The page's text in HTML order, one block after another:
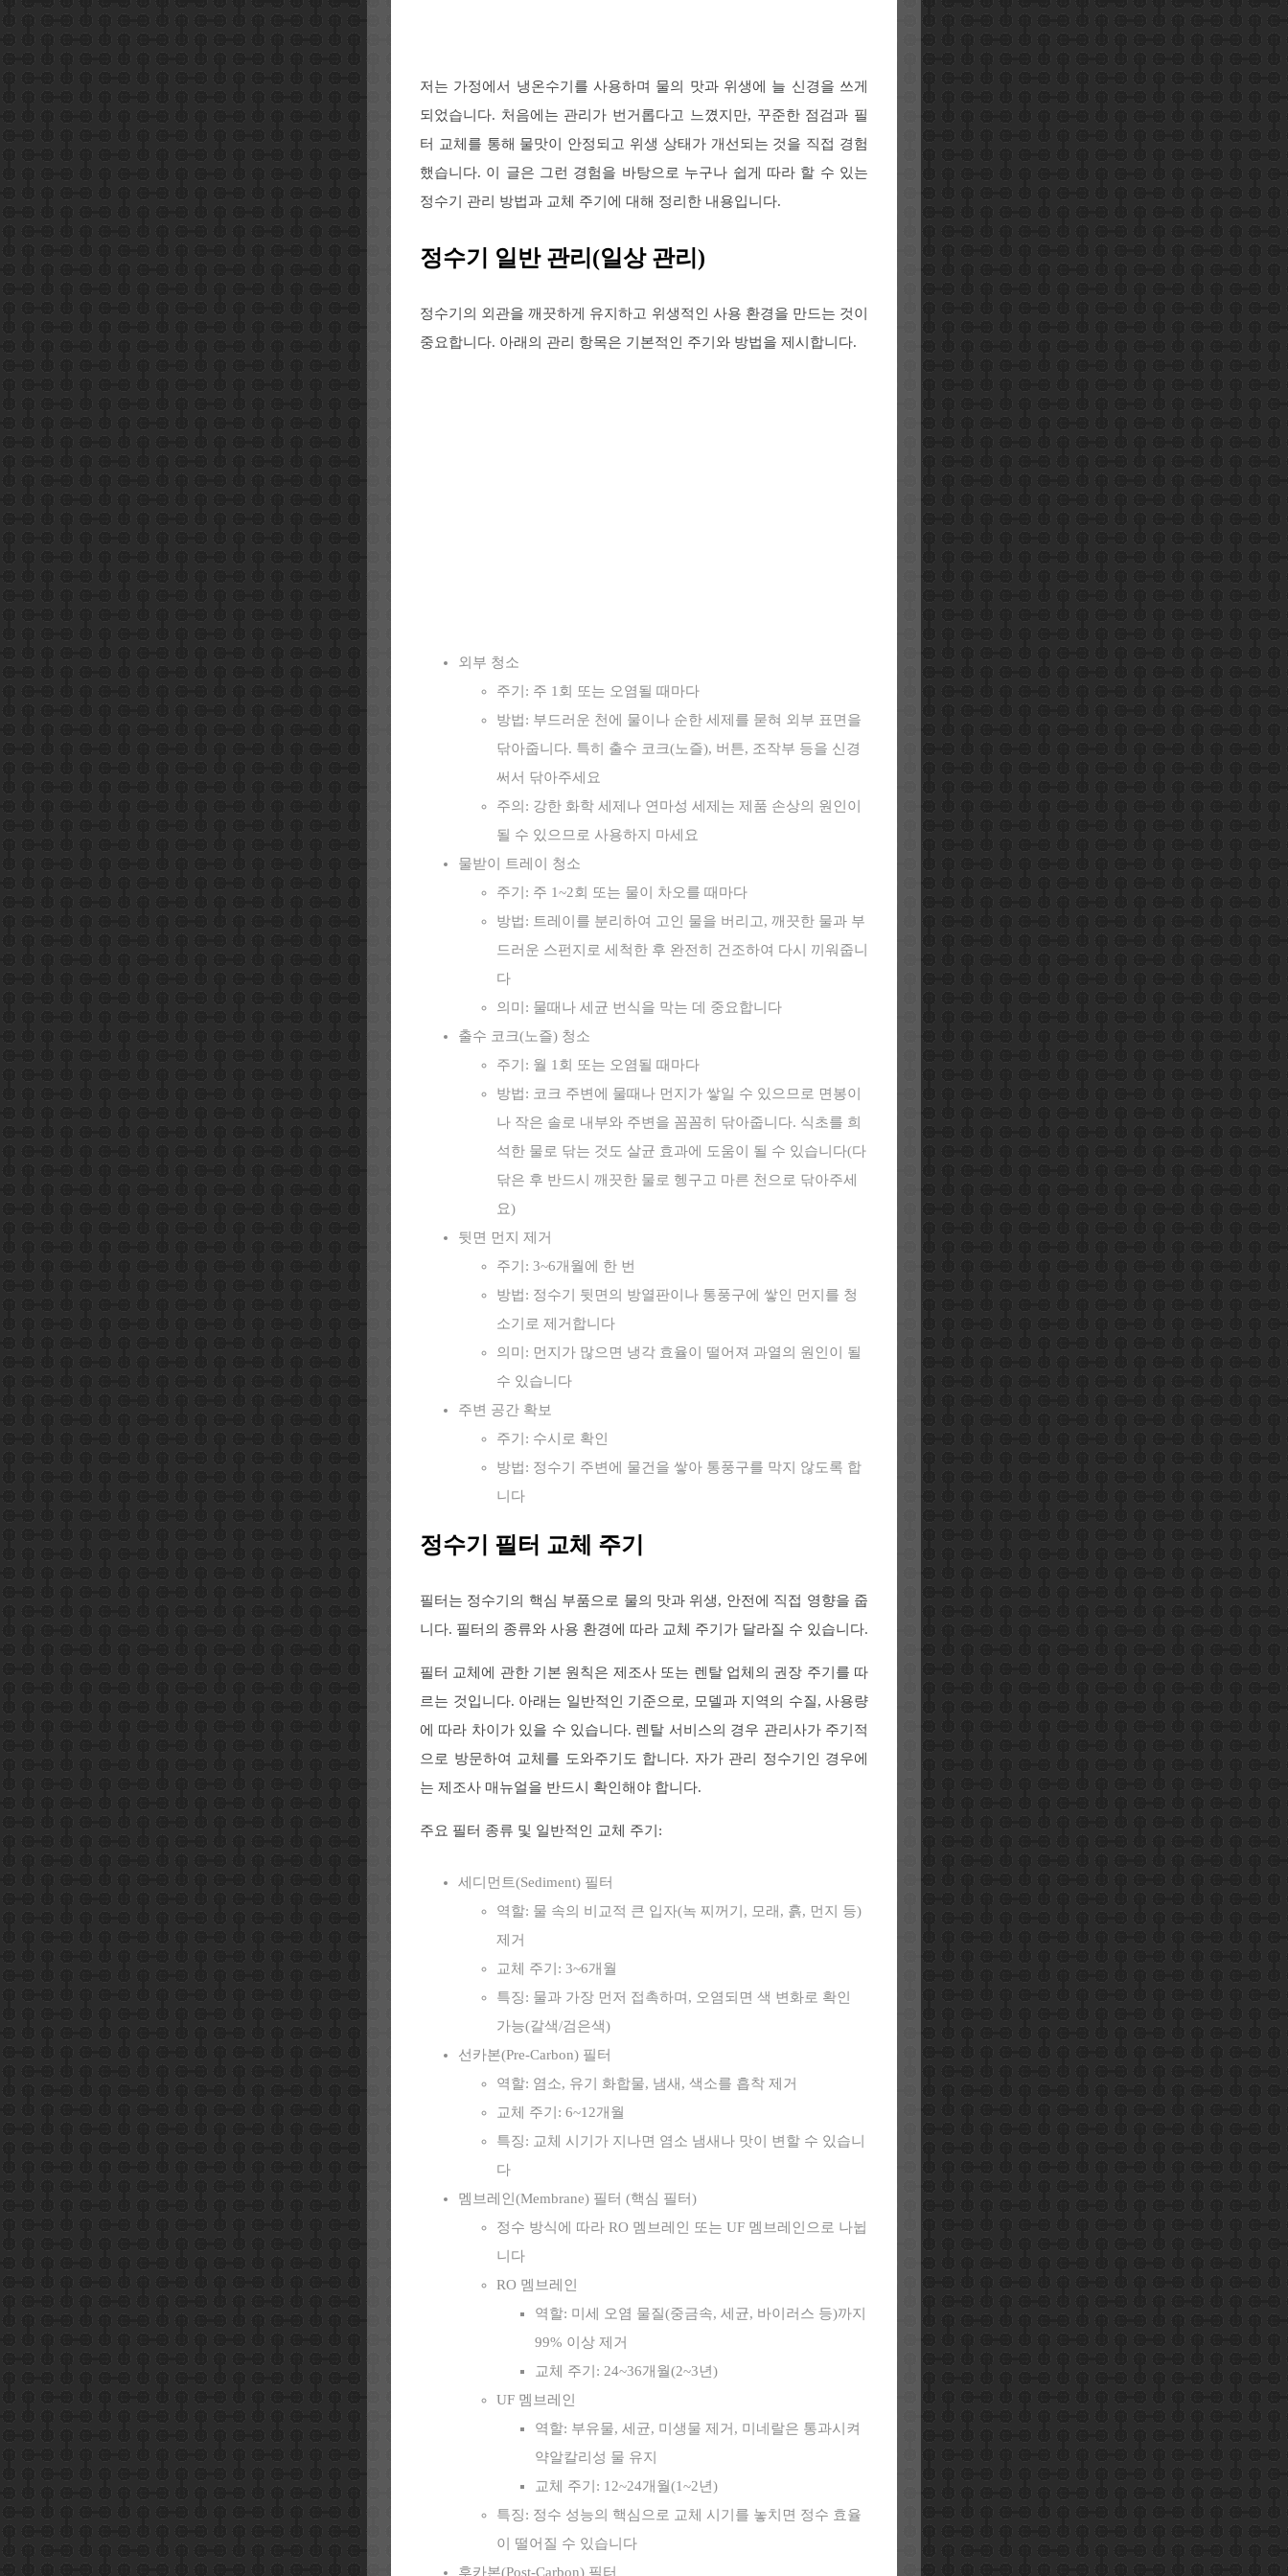
저는 가정에서 냉온수기를 사용하며 물의 맛과 위생에 늘 신경을 쓰게
되었습니다. 처음에는 관리가 번거롭다고 느꼈지만, 꾸준한 점검과 필
터 교체를 통해 물맛이 안정되고 위생 상태가 개선되는 것을 직접 경험
했습니다. 이 글은 그런 경험을 바탕으로 누구나 쉽게 따라 할 수 있는
정수기 관리 방법과 교체 주기에 대해 정리한 내용입니다.
정수기 일반 관리(일상 관리)
정수기의 외관을 깨끗하게 유지하고 위생적인 사용 환경을 만드는 것이
중요합니다. 아래의 관리 항목은 기본적인 주기와 방법을 제시합니다.
외부 청소
주기: 주 1회 또는 오염될 때마다
방법: 부드러운 천에 물이나 순한 세제를 묻혀 외부 표면을
닦아줍니다. 특히 출수 코크(노즐), 버튼, 조작부 등을 신경
써서 닦아주세요
주의: 강한 화학 세제나 연마성 세제는 제품 손상의 원인이
될 수 있으므로 사용하지 마세요
물받이 트레이 청소
주기: 주 1~2회 또는 물이 차오를 때마다
방법: 트레이를 분리하여 고인 물을 버리고, 깨끗한 물과 부
드러운 스펀지로 세척한 후 완전히 건조하여 다시 끼워줍니
다
의미: 물때나 세균 번식을 막는 데 중요합니다
출수 코크(노즐) 청소
주기: 월 1회 또는 오염될 때마다
방법: 코크 주변에 물때나 먼지가 쌓일 수 있으므로 면봉이
나 작은 솔로 내부와 주변을 꼼꼼히 닦아줍니다. 식초를 희
석한 물로 닦는 것도 살균 효과에 도움이 될 수 있습니다(다
닦은 후 반드시 깨끗한 물로 헹구고 마른 천으로 닦아주세
요)
뒷면 먼지 제거
주기: 3~6개월에 한 번
방법: 정수기 뒷면의 방열판이나 통풍구에 쌓인 먼지를 청
소기로 제거합니다
의미: 먼지가 많으면 냉각 효율이 떨어져 과열의 원인이 될
수 있습니다
주변 공간 확보
주기: 수시로 확인
방법: 정수기 주변에 물건을 쌓아 통풍구를 막지 않도록 합
니다
정수기 필터 교체 주기
필터는 정수기의 핵심 부품으로 물의 맛과 위생, 안전에 직접 영향을 줍
니다. 필터의 종류와 사용 환경에 따라 교체 주기가 달라질 수 있습니다.
필터 교체에 관한 기본 원칙은 제조사 또는 렌탈 업체의 권장 주기를 따
르는 것입니다. 아래는 일반적인 기준으로, 모델과 지역의 수질, 사용량
에 따라 차이가 있을 수 있습니다. 렌탈 서비스의 경우 관리사가 주기적
으로 방문하여 교체를 도와주기도 합니다. 자가 관리 정수기인 경우에
는 제조사 매뉴얼을 반드시 확인해야 합니다.
주요 필터 종류 및 일반적인 교체 주기:
세디먼트(Sediment) 필터
역할: 물 속의 비교적 큰 입자(녹 찌꺼기, 모래, 흙, 먼지 등)
제거
교체 주기: 3~6개월
특징: 물과 가장 먼저 접촉하며, 오염되면 색 변화로 확인
가능(갈색/검은색)
선카본(Pre-Carbon) 필터
역할: 염소, 유기 화합물, 냄새, 색소를 흡착 제거
교체 주기: 6~12개월
특징: 교체 시기가 지나면 염소 냄새나 맛이 변할 수 있습니
다
멤브레인(Membrane) 필터 (핵심 필터)
정수 방식에 따라 RO 멤브레인 또는 UF 멤브레인으로 나뉩
니다
RO 멤브레인
역할: 미세 오염 물질(중금속, 세균, 바이러스 등)까지
99% 이상 제거
교체 주기: 24~36개월(2~3년)
UF 멤브레인
역할: 부유물, 세균, 미생물 제거, 미네랄은 통과시켜
약알칼리성 물 유지
교체 주기: 12~24개월(1~2년)
특징: 정수 성능의 핵심으로 교체 시기를 놓치면 정수 효율
이 떨어질 수 있습니다
후카본(Post-Carbon) 필터